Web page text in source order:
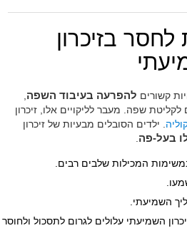
בזיכרון
קשורים להפרעה בעיבוד השפה
שפה. מעבר לליקויים אלו, זיכרון
. ילדים הסובלים מבעיות של זיכרון
בעל-פה
המכילות שלבים רבים.
השמיעתי.
השמיעתי עלולים לגרום לתסכול ולחוסר